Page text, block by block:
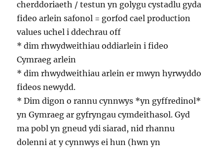
cherddoriaeth / testun yn golygu cystadlu gyda
fideo arlein safonol = gorfod cael production
values uchel i ddechrau off
* dim rhwydweithiau oddiarlein i fideo
Cymraeg arlein
* dim rhwydweithiau arlein er mwyn hyrwyddo
fideos newydd.
* Dim digon o rannu cynnwys *yn gyffredinol*
yn Gymraeg ar gyfryngau cymdeithasol. Gyd
ma pobl yn gneud ydi siarad, nid rhannu
dolenni at y cynnwys ei hun (hwn yn